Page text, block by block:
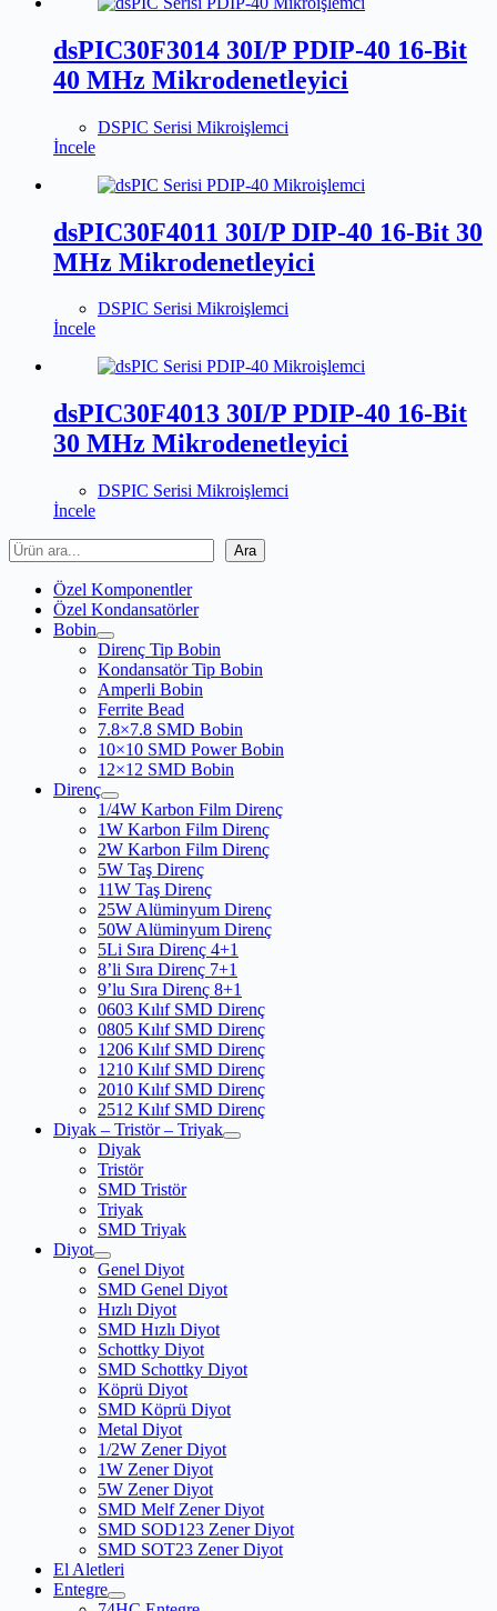
dsPIC30F3014 30I/P PDIP-40 16-Bit
40 MHz Mikrodenetleyici
DSPIC Serisi Mikroişlemci
İncele
dsPIC30F4011 30I/P DIP-40 16-Bit 30
MHz Mikrodenetleyici
DSPIC Serisi Mikroişlemci
İncele
dsPIC30F4013 30I/P PDIP-40 16-Bit
30 MHz Mikrodenetleyici
DSPIC Serisi Mikroişlemci
İncele
Ara
Ara
Özel Komponentler
Özel Kondansatörler
Bobin
Direnç Tip Bobin
Kondansatör Tip Bobin
Amperli Bobin
Ferrite Bead
7.8×7.8 SMD Bobin
10×10 SMD Power Bobin
12×12 SMD Bobin
Direnç
1/4W Karbon Film Direnç
1W Karbon Film Direnç
2W Karbon Film Direnç
5W Taş Direnç
11W Taş Direnç
25W Alüminyum Direnç
50W Alüminyum Direnç
5Li Sıra Direnç 4+1
8’li Sıra Direnç 7+1
9’lu Sıra Direnç 8+1
0603 Kılıf SMD Direnç
0805 Kılıf SMD Direnç
1206 Kılıf SMD Direnç
1210 Kılıf SMD Direnç
2010 Kılıf SMD Direnç
2512 Kılıf SMD Direnç
Diyak – Tristör – Triyak
Diyak
Tristör
SMD Tristör
Triyak
SMD Triyak
Diyot
Genel Diyot
SMD Genel Diyot
Hızlı Diyot
SMD Hızlı Diyot
Schottky Diyot
SMD Schottky Diyot
Köprü Diyot
SMD Köprü Diyot
Metal Diyot
1/2W Zener Diyot
1W Zener Diyot
5W Zener Diyot
SMD Melf Zener Diyot
SMD SOD123 Zener Diyot
SMD SOT23 Zener Diyot
El Aletleri
Entegre